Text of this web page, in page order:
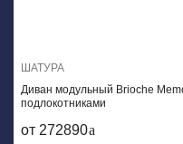
ШАТУРА
Диван модульный Brioche
подлокотниками
от 272890